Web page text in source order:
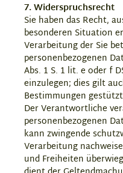
7. Widerspruchsrecht
Sie haben das Recht,
besonderen Situation
Verarbeitung der Sie
personenbezogenen
Abs. 1 S. 1 lit. e oder f
einzulegen; dies gilt
Bestimmungen
Der Verantwortliche
personenbezogenen
kann zwingende
Verarbeitung
und Freiheiten